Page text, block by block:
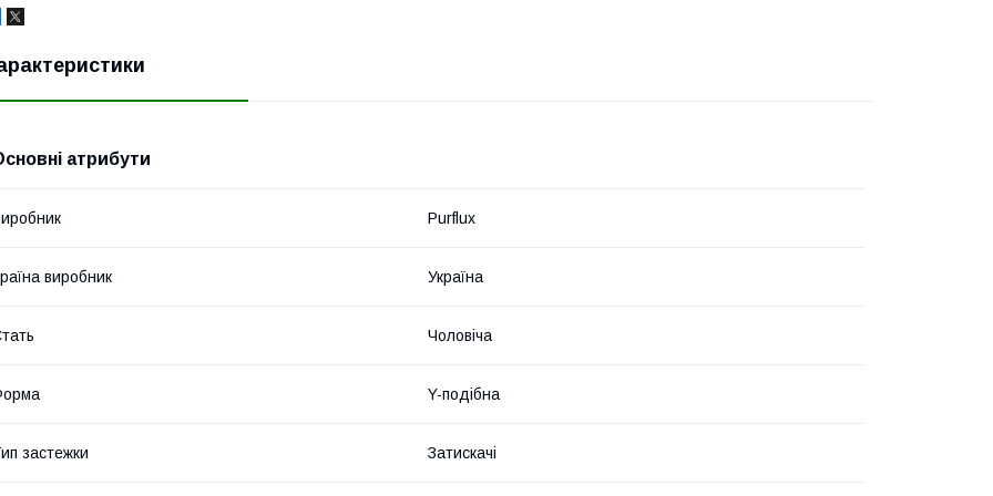
атрибути
Purflux
виробник Україна
Чоловіча
Y-подібна
застежки Затискачі